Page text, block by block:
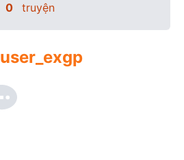
0 truyện
user_exgp